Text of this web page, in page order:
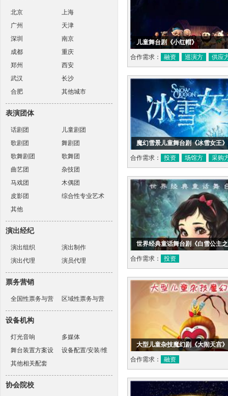
北京
上海
广州
天津
深圳
南京
成都
重庆
郑州
西安
武汉
长沙
合肥
其他城市
表演团体
话剧团
儿童剧团
歌剧团
舞剧团
歌舞剧团
歌舞团
曲艺团
杂技团
马戏团
木偶团
皮影团
综合性专业艺术
其他
演出经纪
演出组织
演出制作
演出代理
演员代理
票务营销
全国性票务与营
销机构
区域性票务与营
销机构
设备机构
灯光音响
多媒体
舞台装置方案设
计
设备配置/安装/维
其他相关配套
协会院校
儿童舞台剧《小红帽》
合作需求： 融资 巡演方 供应
魔幻雪景儿童舞台剧《冰雪女王》
合作需求： 投资 场馆方 采购
世界经典童话舞台剧《白雪公主
合作需求： 投资
大型儿童杂技魔幻剧《大闹天宫》
合作需求： 融资